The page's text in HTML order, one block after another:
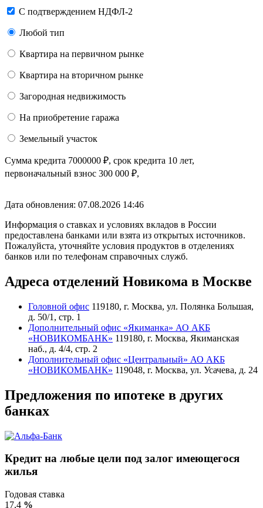
С подтверждением НДФЛ-2
Любой тип
Квартира на первичном рынке
Квартира на вторичном рынке
Загородная недвижимость
На приобретение гаража
Земельный участок
Сумма кредита 7000000 ₽, срок кредита 10 лет,
первоначальный взнос 300 000 ₽,
Дата обновления: 07.08.2026 14:46
Информация о ставках и условиях вкладов в России
предоставлена банками или взята из открытых источников.
Пожалуйста, уточняйте условия продуктов в отделениях
банков или по телефонам справочных служб.
Адреса отделений Новикома в Москве
Головной офис 119180, г. Москва, ул. Полянка Большая,
д. 50/1, стр. 1
Дополнительный офис «Якиманка» АО АКБ
«НОВИКОМБАНК» 119180, г. Москва, Якиманская
наб., д. 4/4, стр. 2
Дополнительный офис «Центральный» АО АКБ
«НОВИКОМБАНК» 119048, г. Москва, ул. Усачева, д. 24
Предложения по ипотеке в других
банках
Кредит на любые цели под залог имеющегося
жилья
Годовая ставка
17,4 %